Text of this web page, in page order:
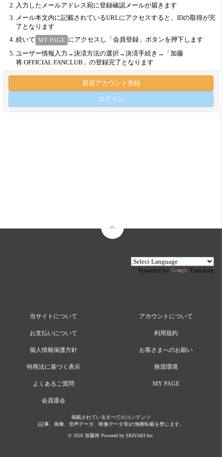
入力したメールアドレス宛に登録確認メールが届きます
メール本文内に記載されているURLにアクセスすると、IDの取得が完
了となります
続いて MY PAGE にアクセスし「会員登録」ボタンを押下します
ユーザー情報入力→決済方法の選択→決済手続き→「加藤
将 OFFICIAL FANCLUB」の登録完了となります
新規アカウント登録
ログイン
Powered by Translate
当サイトについて アカウントについて
お支払いについて 利用規約
個人情報保護方針 お客さまへのお願い
特商法に基づく表示 推奨環境
よくあるご質問 MY PAGE
会員退会
掲載されているすべてのコンテンツ
(記事、画像、音声データ、映像データ等)の無断転載を禁じます。
© 2026 加藤将 Powered by SKIYAKI Inc.